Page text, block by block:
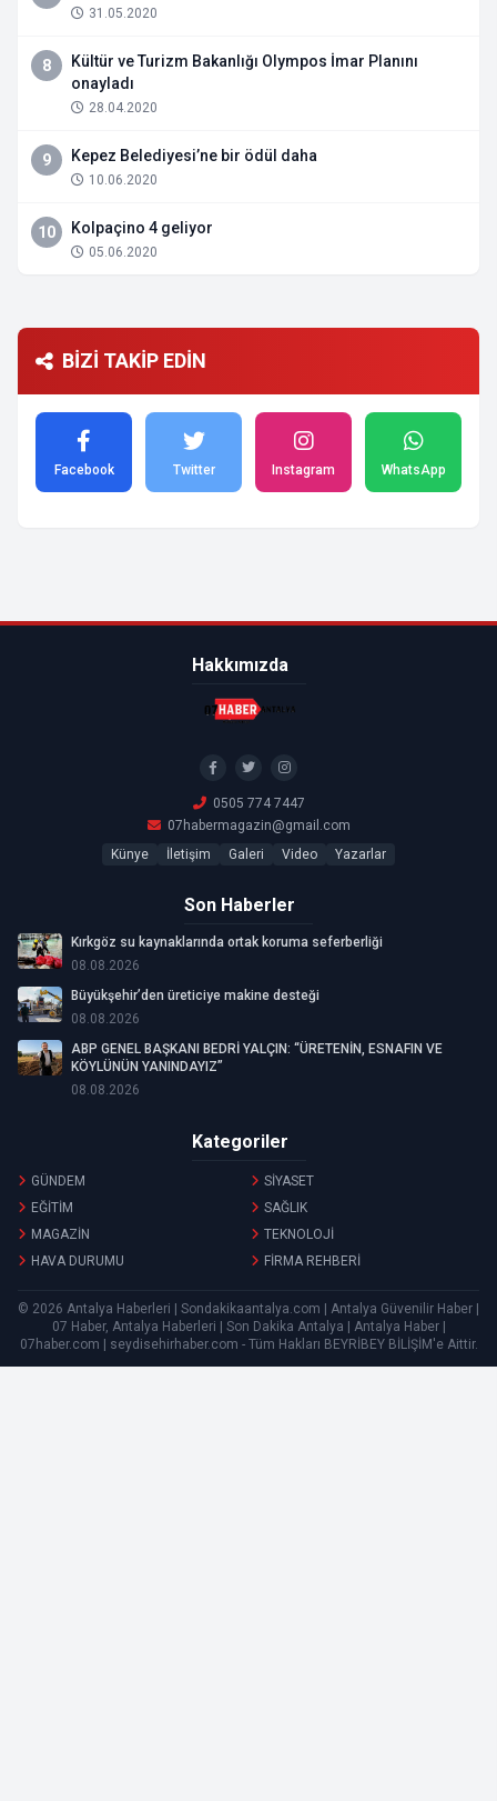
31.05.2020
8
Kültür ve Turizm Bakanlığı Olympos İmar Planını
onayladı
28.04.2020
9 Kepez Belediyesi’ne bir ödül daha
10.06.2020
10 Kolpaçino 4 geliyor
05.06.2020
BİZİ TAKİP EDİN
Facebook Twitter Instagram WhatsApp
Hakkımızda
0505 774 7447
07habermagazin@gmail.com
Künye
İletişim Galeri Video Yazarlar
Son Haberler
Kırkgöz su kaynaklarında ortak koruma seferberliği
08.08.2026
Büyükşehir’den üreticiye makine desteği
08.08.2026
ABP GENEL BAŞKANI BEDRİ YALÇIN: “ÜRETENİN, ESNAFIN VE
KÖYLÜNÜN YANINDAYIZ”
08.08.2026
Kategoriler
GÜNDEM
SİYASET
EĞİTİM
SAĞLIK
MAGAZİN
TEKNOLOJİ
HAVA DURUMU
FİRMA REHBERİ
© 2026 Antalya Haberleri | Sondakikaantalya.com | Antalya Güvenilir Haber |
07 Haber, Antalya Haberleri | Son Dakika Antalya | Antalya Haber |
07haber.com | seydisehirhaber.com - Tüm Hakları BEYRİBEY BİLİŞİM'e Aittir.